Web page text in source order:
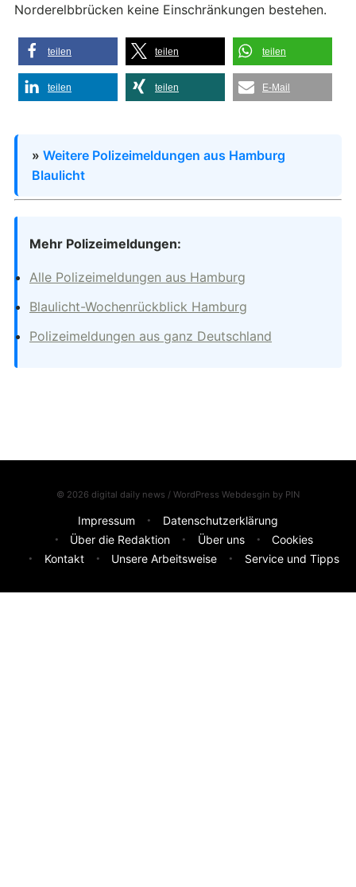
Norderelbbrücken keine Einschränkungen bestehen.
teilen teilen teilen
teilen teilen E-Mail
» Weitere Polizeimeldungen aus Hamburg
Blaulicht
Mehr Polizeimeldungen:
Alle Polizeimeldungen aus Hamburg
Blaulicht-Wochenrückblick Hamburg
Polizeimeldungen aus ganz Deutschland
© 2026 digital daily news / WordPress Webdesgin by PIN
Impressum
Datenschutzerklärung
Über die Redaktion
Über uns
Cookies
Kontakt
Unsere Arbeitsweise Service und Tipps